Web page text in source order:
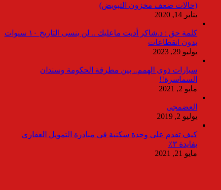
(حالات ضعف مخزون التبويض)
يناير 14, 2020
كلمة حق : د.شاكر أديت ماعليك .. لن ينسى التاريخ ١٠ سنوات
بدون انقطاعات
يوليو 29, 2023
سيارات ذوى الهمم.. بين مطرقة الحكومة وسندان
السماسرة!!
مايو 2, 2021
العضمجى
يوليو 2, 2019
كيف تقدم على وحدة سكنية فى مبادرة التمويل العقاري
بفايدة ٣٪
مايو 21, 2021